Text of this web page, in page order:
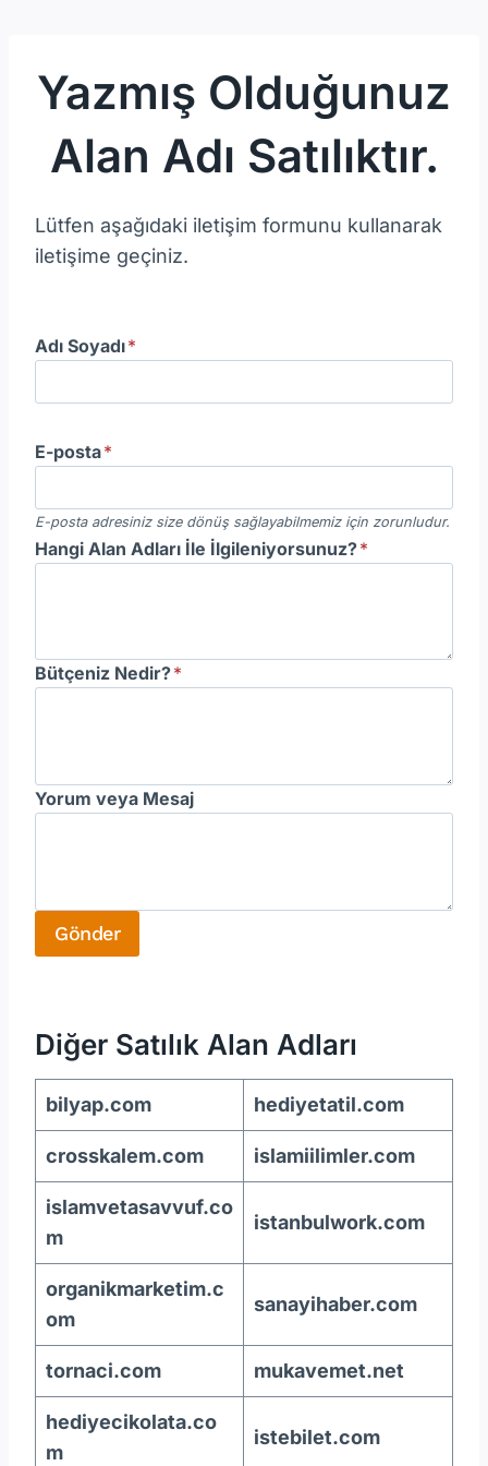
contentYazmış Olduğunuz
Alan Adı Satılıktır.
Lütfen aşağıdaki iletişim formunu kullanarak
iletişime geçiniz.
Adı Soyadı*
E-posta*
E-posta adresiniz size dönüş sağlayabilmemiz için zorunludur.
Hangi Alan Adları İle İlgileniyorsunuz?*
Bütçeniz Nedir?*
Yorum veya Mesaj
Gönder
Diğer Satılık Alan Adları
bilyap.com hediyetatil.com
crosskalem.com islamiilimler.com
islamvetasavvuf.co
m
istanbulwork.com
organikmarketim.c
om
sanayihaber.com
tornaci.com mukavemet.net
hediyecikolata.co
m
istebilet.com